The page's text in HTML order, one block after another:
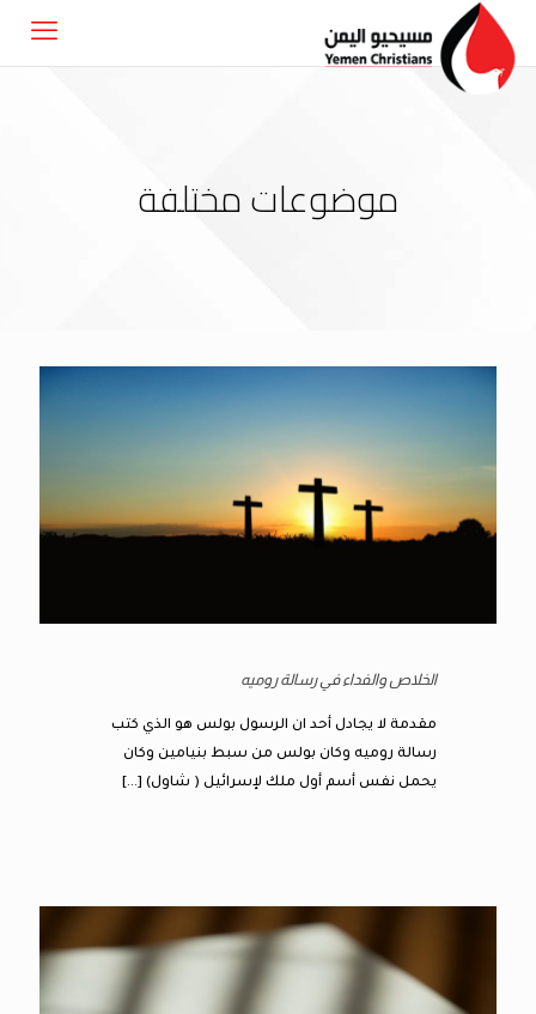
موضوعات مختلفة
الخلاص والفداء في رسالة روميه
مقدمة لا يجادل أحد ان الرسول بولس هو الذي كتب
رسالة روميه وكان بولس من سبط بنيامين وكان
يحمل نفس أسم أول ملك لإسرائيل ( شاول) […]